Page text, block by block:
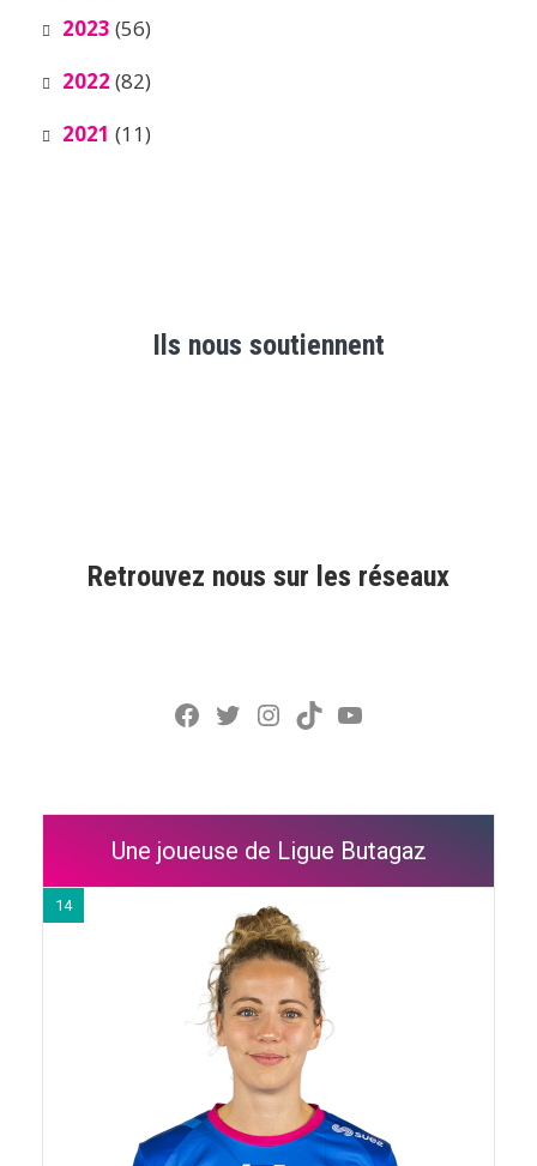
2023 (56)
2022 (82)
2021 (11)
Ils nous soutiennent
Retrouvez nous sur les réseaux
Facebook
Twitter
Instagram
TikTokYouTube
Une joueuse de Ligue Butagaz
14